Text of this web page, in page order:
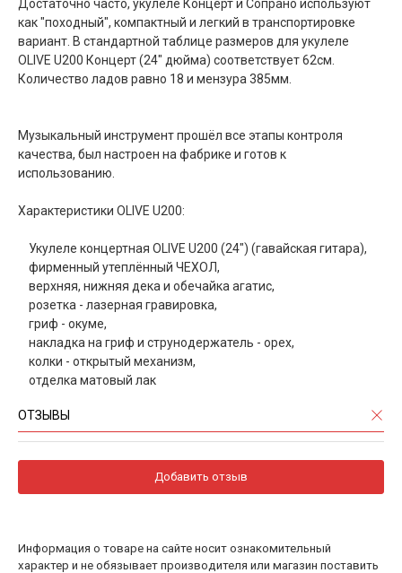
Достаточно часто, укулеле Концерт и Сопрано используют
как "походный", компактный и легкий в транспортировке
вариант. В стандартной таблице размеров для укулеле
OLIVE U200 Концерт (24" дюйма) соответствует 62см.
Количество ладов равно 18 и мензура 385мм.
Музыкальный инструмент прошёл все этапы контроля
качества, был настроен на фабрике и готов к
использованию.
Характеристики OLIVE U200:
Укулеле концертная OLIVE U200 (24") (гавайская гитара),
фирменный утеплённый ЧЕХОЛ,
верхняя, нижняя дека и обечайка агатис,
розетка - лазерная гравировка,
гриф - окуме,
накладка на гриф и струнодержатель - орех,
колки - открытый механизм,
отделка матовый лак
ОТЗЫВЫ
Добавить отзыв
Информация о товаре на сайте носит ознакомительный
характер и не обязывает производителя или магазин поставить